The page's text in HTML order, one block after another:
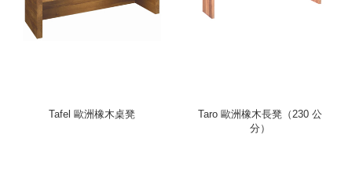
Tafel 歐洲橡木桌凳
Taro 歐洲橡木長凳（230 公
分）